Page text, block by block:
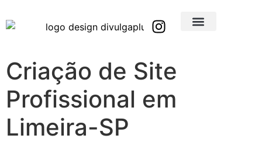
Criação de Site
Profissional em
Limeira-SP